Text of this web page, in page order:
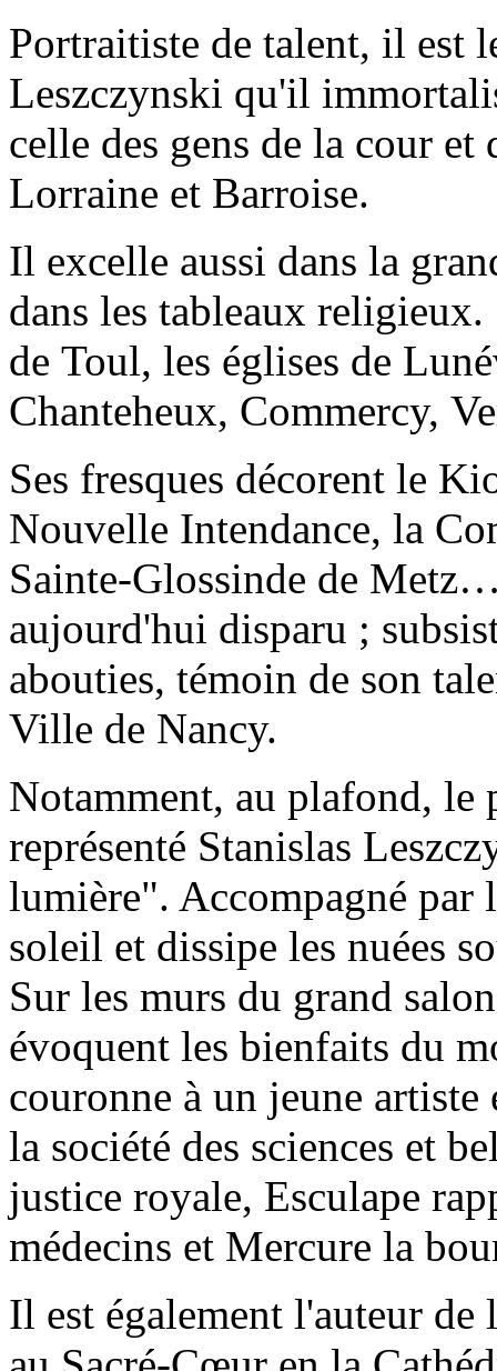
Portraitiste de talent, il est
Leszczynski qu'il
celle des gens de la cour et
Lorraine et Barroise.
Il excelle aussi dans la
dans les tableaux
de Toul, les églises de
Chanteheux, Commercy,
Ses fresques décorent le
Nouvelle Intendance, la
Sainte-Glossinde de
aujourd'hui disparu ;
abouties, témoin de son
Ville de Nancy.
Notamment, au plafond, le
représenté Stanislas
lumière". Accompagné
soleil et dissipe les nuées
Sur les murs du grand
évoquent les bienfaits du
couronne à un jeune
la société des sciences et
justice royale, Esculape
médecins et Mercure la
Il est également l'auteur de